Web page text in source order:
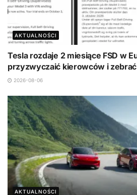
AKTUALNOŚCI
Tesla rozdaje 2 miesiące FSD w
przyzwyczaić kierowców i
2026-08-06
AKTUALNOŚCI